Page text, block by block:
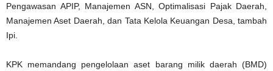
Pengawasan APIP, Manajemen ASN, Optimalisasi Pajak Daerah,
Manajemen Aset Daerah, dan Tata Kelola Keuangan Desa, tambah
Ipi.
KPK memandang pengelolaan aset barang milik daerah (BMD)